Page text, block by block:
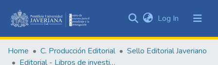
&
Collections
Log In (current)
Home C. Producción Editorial
Sello Editorial Javeriano
Editorial - Libros de investigación